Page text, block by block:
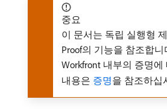
중요
이 문서는 독립 실행형
Proof의 기능을 참조합니
Workfront 내부의 증명
내용은 증명을 참조하십